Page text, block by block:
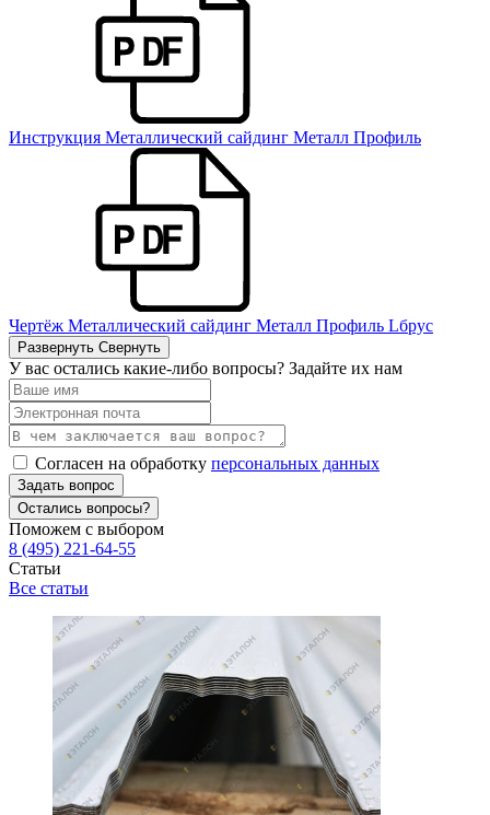
Инструкция Металлический сайдинг Металл Профиль
Чертёж Металлический сайдинг Металл Профиль Lбрус
Развернуть Свернуть
У вас остались какие-либо вопросы? Задайте их нам
Согласен на обработку персональных данных
Задать вопрос
Остались вопросы?
Поможем с выбором
8 (495) 221-64-55
Статьи
Все статьи